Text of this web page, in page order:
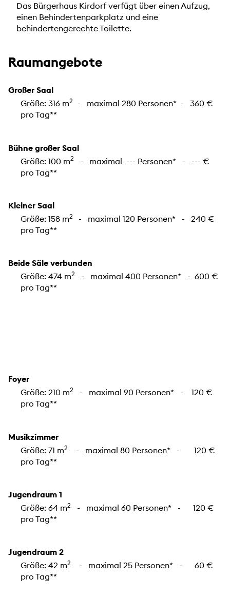
Das Bürgerhaus Kirdorf verfügt über einen Aufzug,
einen Behindertenparkplatz und eine
behindertengerechte Toilette.
Raumangebote
Großer Saal
Größe: 316 m2 - maximal 280 Personen* - 360 €
pro Tag**
Bühne großer Saal
Größe: 100 m2
- maximal --- Personen* - --- €
pro Tag**
Kleiner Saal
Größe: 158 m2
- maximal 120 Personen* - 240 €
pro Tag**
Beide Säle verbunden
Größe: 474 m2
- maximal 400 Personen* - 600 €
pro Tag**
Foyer
Größe: 210 m2
- maximal 90 Personen* - 120 €
pro Tag**
Musikzimmer
Größe: 71 m2
- maximal 80 Personen* - 120 €
pro Tag**
Jugendraum 1
Größe: 64 m2 - maximal 60 Personen* - 120 €
pro Tag**
Jugendraum 2
Größe: 42 m2
- maximal 25 Personen* - 60 €
pro Tag**